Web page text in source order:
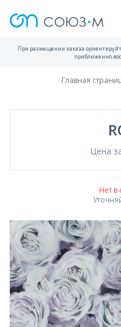
При размещении заказа
приближенно
Главная
Цена
Нет в